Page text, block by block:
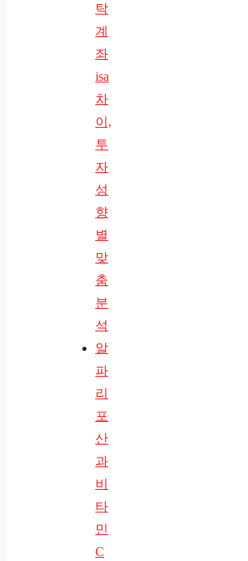
탁
계
좌
isa
차
이,
투
자
성
향
별
맞
춤
분
석
알
파
리
포
산
과
비
타
민
C